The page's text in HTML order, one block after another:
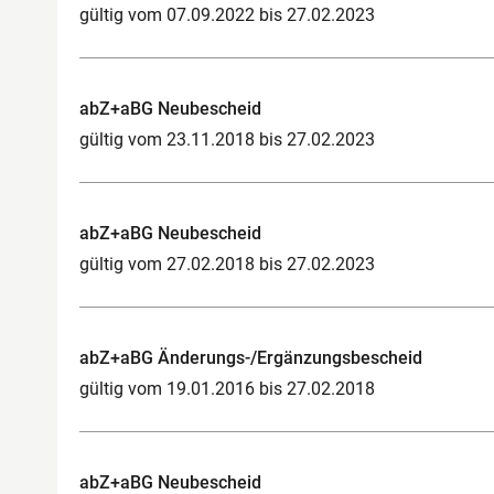
gültig vom 07.09.2022 bis 27.02.2023
abZ+aBG Neubescheid
gültig vom 23.11.2018 bis 27.02.2023
abZ+aBG Neubescheid
gültig vom 27.02.2018 bis 27.02.2023
abZ+aBG Änderungs-/Ergänzungsbescheid
gültig vom 19.01.2016 bis 27.02.2018
abZ+aBG Neubescheid